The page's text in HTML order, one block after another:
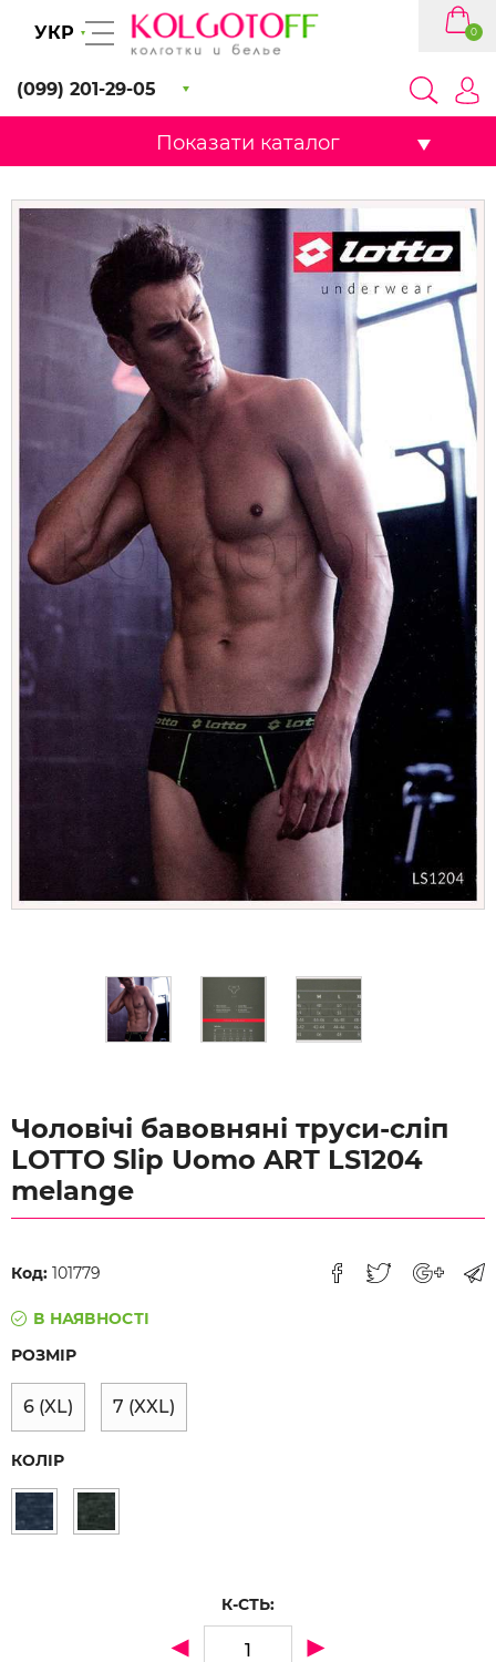
УКР
(099) 201-29-05
0
Показати каталог
Чоловічі бавовняні труси-сліп
LOTTO Slip Uomo ART LS1204
melange
Код: 101779
В НАЯВНОСТІ
РОЗМІР
6 (XL) 7 (XXL)
КОЛІР
К-СТЬ: